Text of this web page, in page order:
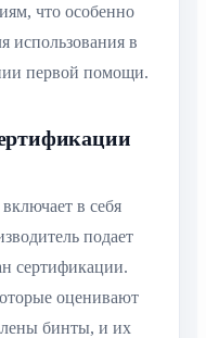
что особенно
использования в
первой помощи.
в себя
подает
сертификации.
оценивают
бинты, и их